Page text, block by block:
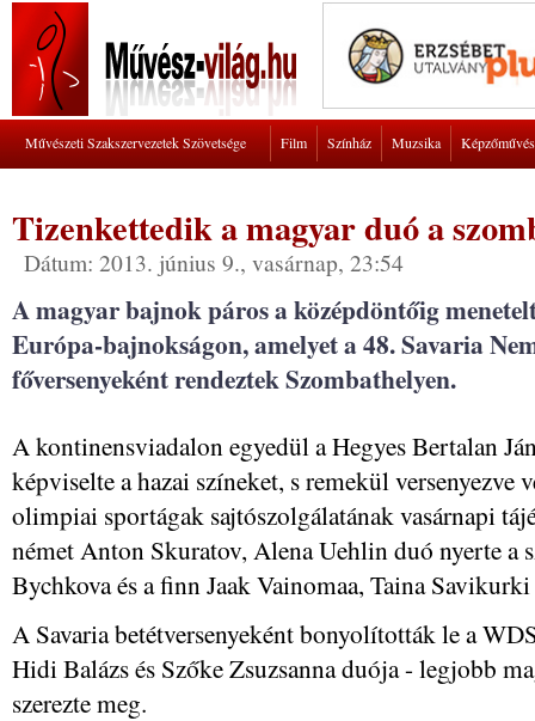
Művészeti Szakszervezetek Szövetsége Film Színház Muzsika
Tizenkettedik a magyar duó a
Dátum: 2013. június 9., vasárnap, 23:54
A magyar bajnok páros a középdöntőig
Európa-bajnokságon, amelyet a 48. Savaria
főversenyeként rendeztek Szombathelyen.
A kontinensviadalon egyedül a Hegyes Bertalan
képviselte a hazai színeket, s remekül versenyezve
olimpiai sportágak sajtószolgálatának vasárnapi
német Anton Skuratov, Alena Uehlin duó nyerte a
Bychkova és a finn Jaak Vainomaa, Taina
A Savaria betétversenyeként bonyolították le a
Hidi Balázs és Szőke Zsuzsanna duója - legjobb
szerezte meg.